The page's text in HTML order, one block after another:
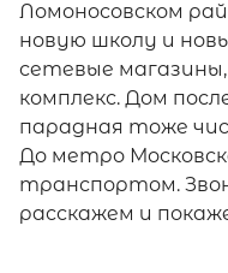
Ломоносовском
новую школу и
сетевые
комплекс. Дом
парадная тоже
До метро
транспортом.
расскажем и